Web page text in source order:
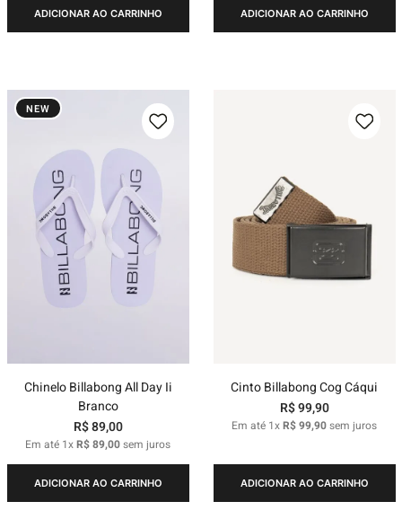
ADICIONAR AO CARRINHO ADICIONAR AO CARRINHO
NEW
Chinelo Billabong All Day Ii
Branco
R$89,00
Em até 1xR$89,00sem juros
ADICIONAR AO CARRINHO
Cinto Billabong Cog Cáqui
R$99,90
Em até 1xR$99,90sem juros
ADICIONAR AO CARRINHO